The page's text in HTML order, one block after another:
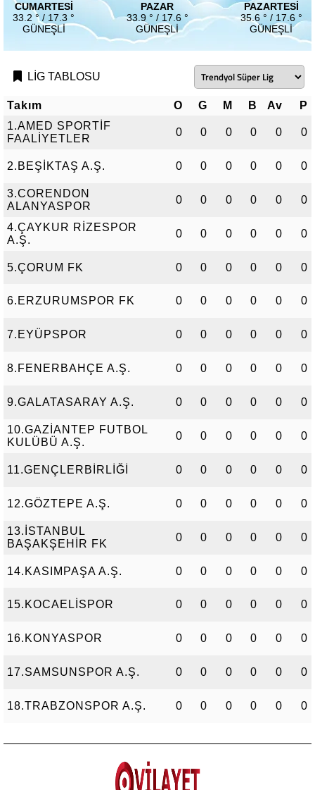
CUMARTESI
33.2 ° / 17.3 °
GÜNEŞLI
PAZAR
33.9 ° / 17.6 °
GÜNEŞLI
PAZARTESI
35.6 ° / 17.6 °
GÜNEŞLI
LİG TABLOSU
Takım O G M B Av
P
1.AMED SPORTİF
FAALİYETLER
0 0 0 0 0 0
2.BEŞİKTAŞ A.Ş. 0 0 0 0 0 0
3.CORENDON
ALANYASPOR
0 0 0 0 0 0
4.ÇAYKUR RİZESPOR
A.Ş.
0 0 0 0 0 0
5.ÇORUM FK 0 0 0 0 0 0
6.ERZURUMSPOR FK 0 0 0 0 0 0
7.EYÜPSPOR 0 0 0 0 0 0
8.FENERBAHÇE A.Ş. 0 0 0 0 0 0
9.GALATASARAY A.Ş. 0 0 0 0 0 0
10.GAZİANTEP FUTBOL
KULÜBÜ A.Ş.
0 0 0 0 0 0
11.GENÇLERBİRLİĞİ 0 0 0 0 0 0
12.GÖZTEPE A.Ş. 0 0 0 0 0 0
13.İSTANBUL
BAŞAKŞEHİR FK
0 0 0 0 0 0
14.KASIMPAŞA A.Ş. 0 0 0 0 0 0
15.KOCAELİSPOR 0 0 0 0 0 0
16.KONYASPOR 0 0 0 0 0 0
17.SAMSUNSPOR A.Ş. 0 0 0 0 0 0
18.TRABZONSPOR A.Ş. 0 0 0 0 0 0